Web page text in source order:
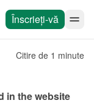
Înscrieți-vă
Citire de 1 minute
in the website